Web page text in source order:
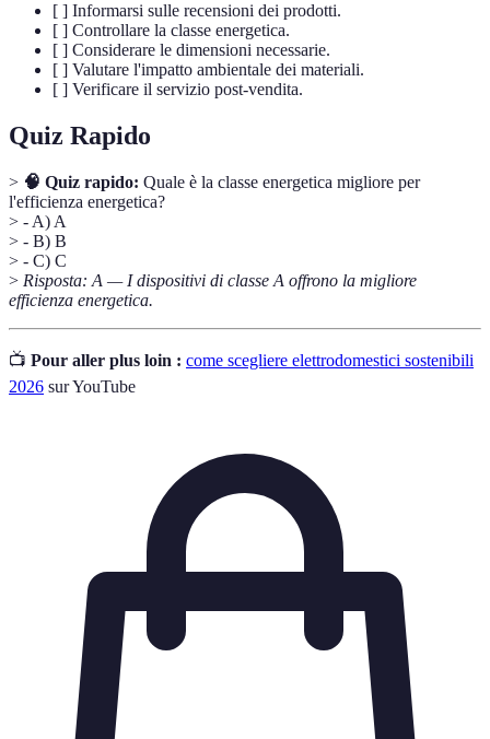
[ ] Informarsi sulle recensioni dei prodotti.
[ ] Controllare la classe energetica.
[ ] Considerare le dimensioni necessarie.
[ ] Valutare l'impatto ambientale dei materiali.
[ ] Verificare il servizio post-vendita.
Quiz Rapido
> 🧠 Quiz rapido: Quale è la classe energetica migliore per
l'efficienza energetica?
> - A) A
> - B) B
> - C) C
> Risposta: A — I dispositivi di classe A offrono la migliore
efficienza energetica.
📺 Pour aller plus loin : come scegliere elettrodomestici sostenibili
2026 sur YouTube